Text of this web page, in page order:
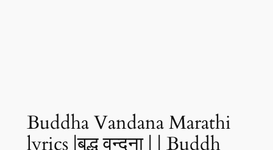
Buddha Vandana Marathi
lyrics |बुद्ध वन्दना | | Buddh